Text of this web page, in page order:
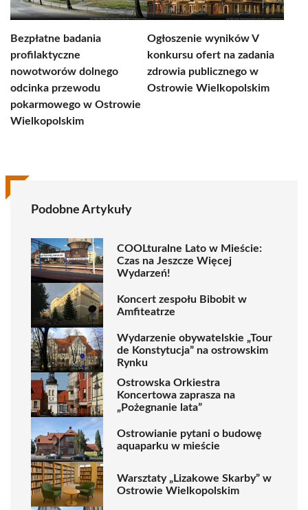
Bezpłatne badania
profilaktyczne
nowotworów dolnego
odcinka przewodu
pokarmowego w Ostrowie
Wielkopolskim
Ogłoszenie wyników V
konkursu ofert na zadania
zdrowia publicznego w
Ostrowie Wielkopolskim
Podobne Artykuły
COOLturalne Lato w Mieście:
Czas na Jeszcze Więcej
Wydarzeń!
Koncert zespołu Bibobit w
Amfiteatrze
Wydarzenie obywatelskie „Tour
de Konstytucja” na ostrowskim
Rynku
Ostrowska Orkiestra
Koncertowa zaprasza na
„Pożegnanie lata”
Ostrowianie pytani o budowę
aquaparku w mieście
Warsztaty „Lizakowe Skarby” w
Ostrowie Wielkopolskim